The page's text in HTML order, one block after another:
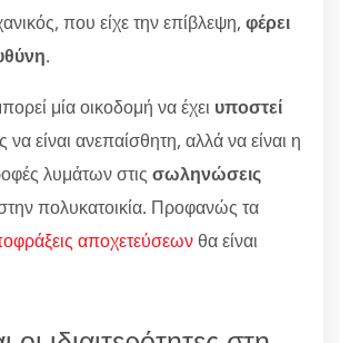
που είχε την επίβλεψη, φέρει
.
μία οικοδομή να έχει υποστεί
να είναι ανεπαίσθητη, αλλά να είναι η
λυμάτων στις σωληνώσεις
πολυκατοικία. Προφανώς τα
αποχετεύσεωνθα είναι